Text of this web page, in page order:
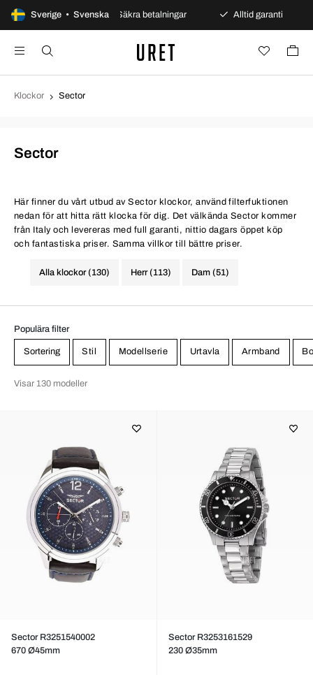
Sverige • Svenska
köp Säkra betalningar Alltid garanti
Klockor Sector
Sector
Här finner du vårt utbud av Sector klockor, använd filterfuktionen
nedan för att hitta rätt klocka för dig. Det välkända Sector kommer
från Italy och levereras med full garanti, nittio dagars öppet köp
och fantastiska priser. Samma villkor till bättre priser.
Alla klockor (130) Herr (113) Dam (51)
Populära filter
Sortering Stil Modellserie Urtavla Armband
Visar 130 modeller
Sector R3251540002
670 Ø45mm
Sector R3253161529
230 Ø35mm